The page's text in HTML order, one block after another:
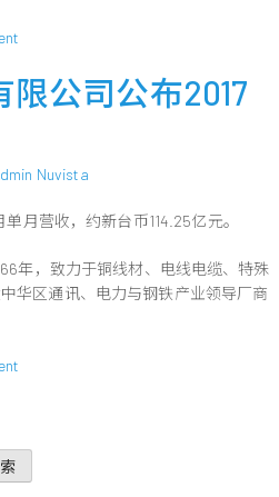
on
新
丽
份
限
司
董
通
零
五
公司公布2017
Nuvista
月营收，约新台币114.25亿元。
年，致力于铜线材、电线电缆、特殊
华区通讯、电力与钢铁产业领导厂商
on
股